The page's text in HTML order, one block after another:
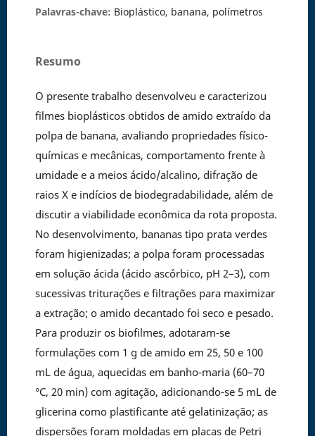
Palavras-chave: Bioplástico, banana, polímetros
Resumo
O presente trabalho desenvolveu e caracterizou
filmes bioplásticos obtidos de amido extraído da
polpa de banana, avaliando propriedades físico-
químicas e mecânicas, comportamento frente à
umidade e a meios ácido/alcalino, difração de
raios X e indícios de biodegradabilidade, além de
discutir a viabilidade econômica da rota proposta.
No desenvolvimento, bananas tipo prata verdes
foram higienizadas; a polpa foram processadas
em solução ácida (ácido ascórbico, pH 2–3), com
sucessivas triturações e filtrações para maximizar
a extração; o amido decantado foi seco e pesado.
Para produzir os biofilmes, adotaram-se
formulações com 1 g de amido em 25, 50 e 100
mL de água, aquecidas em banho-maria (60–70
°C, 20 min) com agitação, adicionando-se 5 mL de
glicerina como plastificante até gelatinização; as
dispersões foram moldadas em placas de Petri